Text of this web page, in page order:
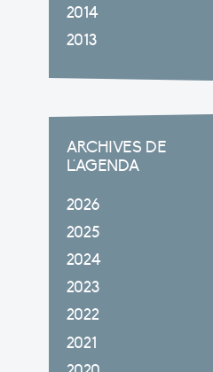
2014
2013
ARCHIVES DE
L'AGENDA
2026
2025
2024
2023
2022
2021